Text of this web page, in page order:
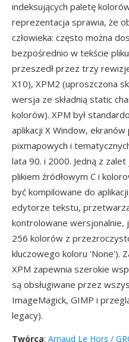
indeksujących paletę
reprezentacja sprawia, że
człowieka: często można
bezpośrednio w tekście
przeszedł przez trzy
X10), XPM2 (uproszczona
wersja ze składnią static
kolorów). XPM był
aplikacji X Window,
pixmapowych i
lata 90. i 2000. Jedną z
plikiem źródłowym C i
być kompilowane do
edytorze tekstu,
kontrolowane wersjonalnie,
256 kolorów z
kluczowego koloru 'None').
XPM zapewnia szerokie
są obsługiwane przez
ImageMagick, GIMP i
legacy).
Twórca: Arnaud Le Hors /